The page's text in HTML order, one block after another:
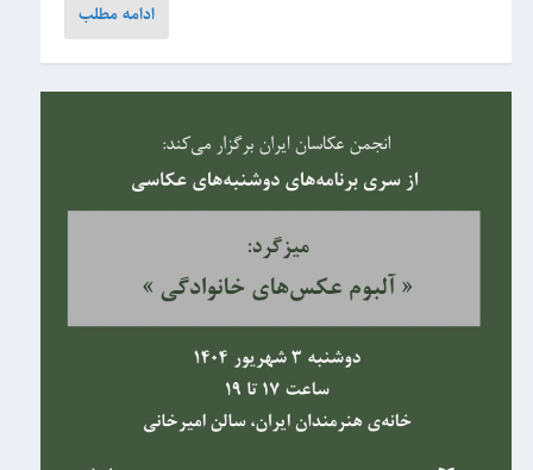
ادامه مطلب